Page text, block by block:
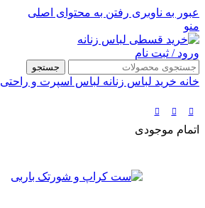
عبور به ناوبری رفتن به محتوای اصلی
منو
ورود / ثبت نام
جستجو
خانه خرید لباس زنانه لباس اسپرت و راحتی
اتمام موجودی